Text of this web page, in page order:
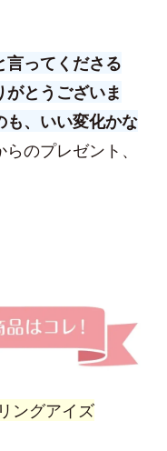
言ってくださる
とうございま
も、いい変化かな
のプレゼント、
ングアイズ